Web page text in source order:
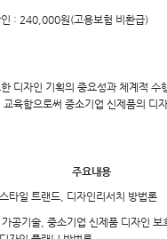
: 240,000원(고용보험 비환급)
디자인 기획의 중요성과 체계적
육함으로써 중소기업 신제품의 디
주요내용
타일 트랜드, 디자인리서치 방법론
공기술, 중소기업 신제품 디자인 보